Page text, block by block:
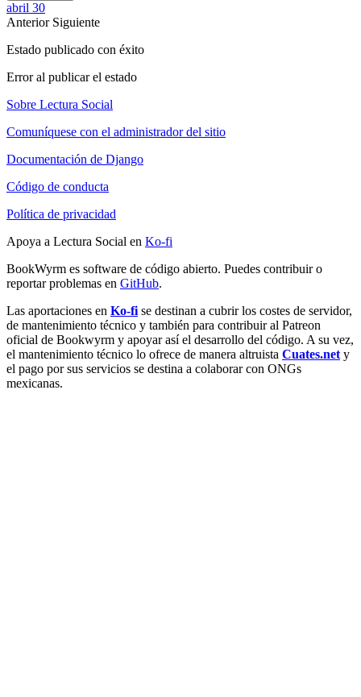
abril 30
Anterior Siguiente
Estado publicado con éxito
Error al publicar el estado
Sobre Lectura Social
Comuníquese con el administrador del sitio
Documentación de Django
Código de conducta
Política de privacidad
Apoya a Lectura Social en Ko-fi
BookWyrm es software de código abierto. Puedes contribuir o
reportar problemas en GitHub.
Las aportaciones en Ko-fi se destinan a cubrir los costes de servidor,
de mantenimiento técnico y también para contribuir al Patreon
oficial de Bookwyrm y apoyar así el desarrollo del código. A su vez,
el mantenimiento técnico lo ofrece de manera altruista Cuates.net y
el pago por sus servicios se destina a colaborar con ONGs
mexicanas.